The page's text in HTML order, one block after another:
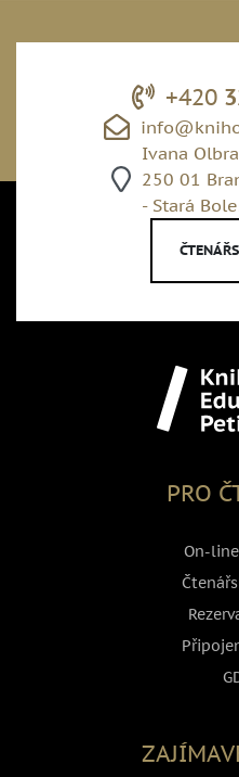
+420
Ivana
250 01
- Stará
PRO
On-